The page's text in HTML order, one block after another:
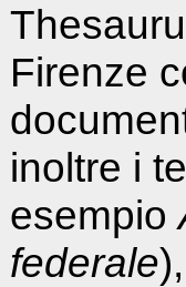
Firenze
inoltre i
esempio
federale